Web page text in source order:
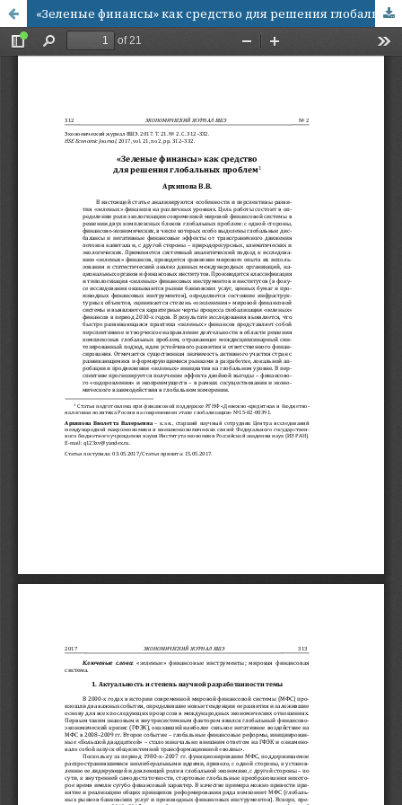
«Зеленые финансы» как средство для решения глобальных проблем